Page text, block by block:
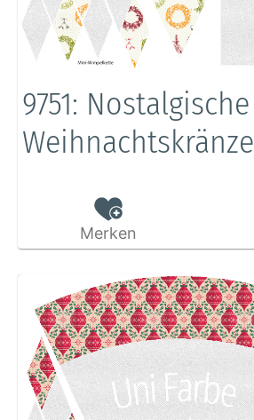
9751: Nostalgische
Weihnachtskränze
Merken